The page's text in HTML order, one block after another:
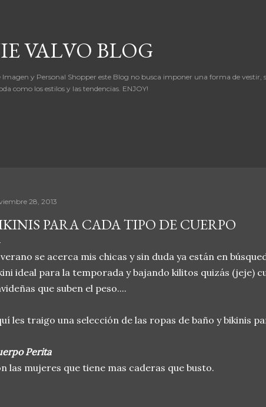
VALVO BLOG
Imagen y Personal Shopper este Blog no busca imponer una forma de vestir,
como los estilos y las tendencias. ENJOY!
28, 2013
PARA CADA TIPO DE CUERPO
se acerca mis chicas y sin duda ya están en
ideal para la temporada y bajando kilitos quizás (jeje)
que suben el peso....
les traigo una selección de las ropas de baño y bikinis
Perita
las mujeres que tiene mas caderas que busto.